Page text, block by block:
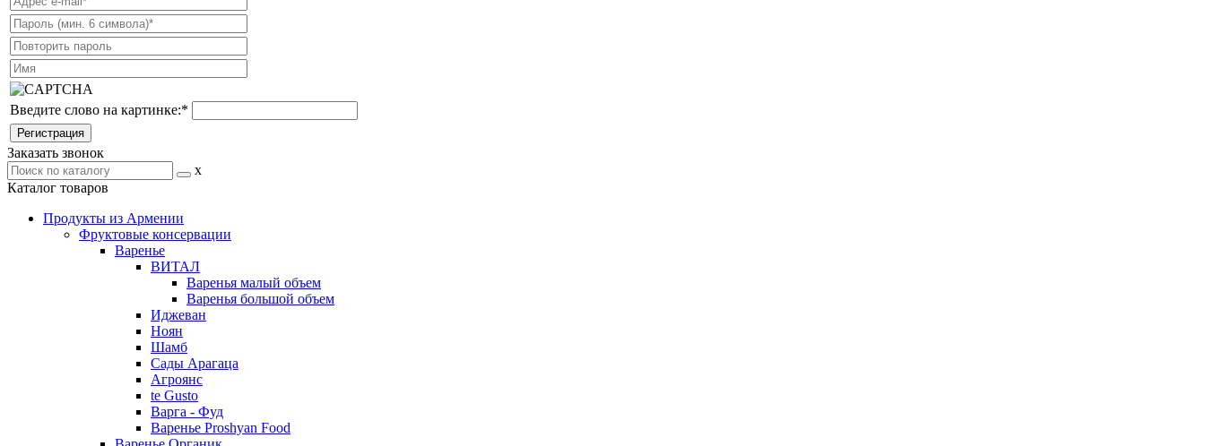
Введите слово на картинке:*
Заказать звонок
x
Каталог товаров
Продукты из Армении
Фруктовые консервации
Варенье
ВИТАЛ
Варенья малый объем
Варенья большой объем
Иджеван
Ноян
Шамб
Сады Арагаца
Агроянс
te Gusto
Варга - Фуд
Варенье Proshyan Food